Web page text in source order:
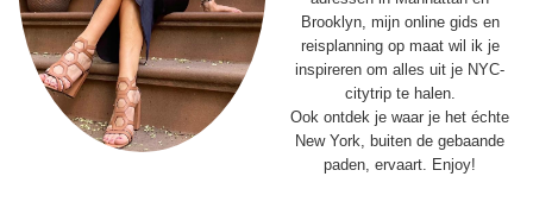
Brooklyn, mijn online gids en
reisplanning op maat wil ik je
inspireren om alles uit je NYC-
citytrip te halen.
Ook ontdek je waar je het échte
New York, buiten de gebaande
paden, ervaart. Enjoy!